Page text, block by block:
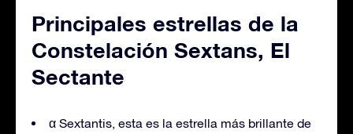
Principales estrellas de la
Constelación Sextans, El
Sectante
α Sextantis, esta es la estrella más brillante de